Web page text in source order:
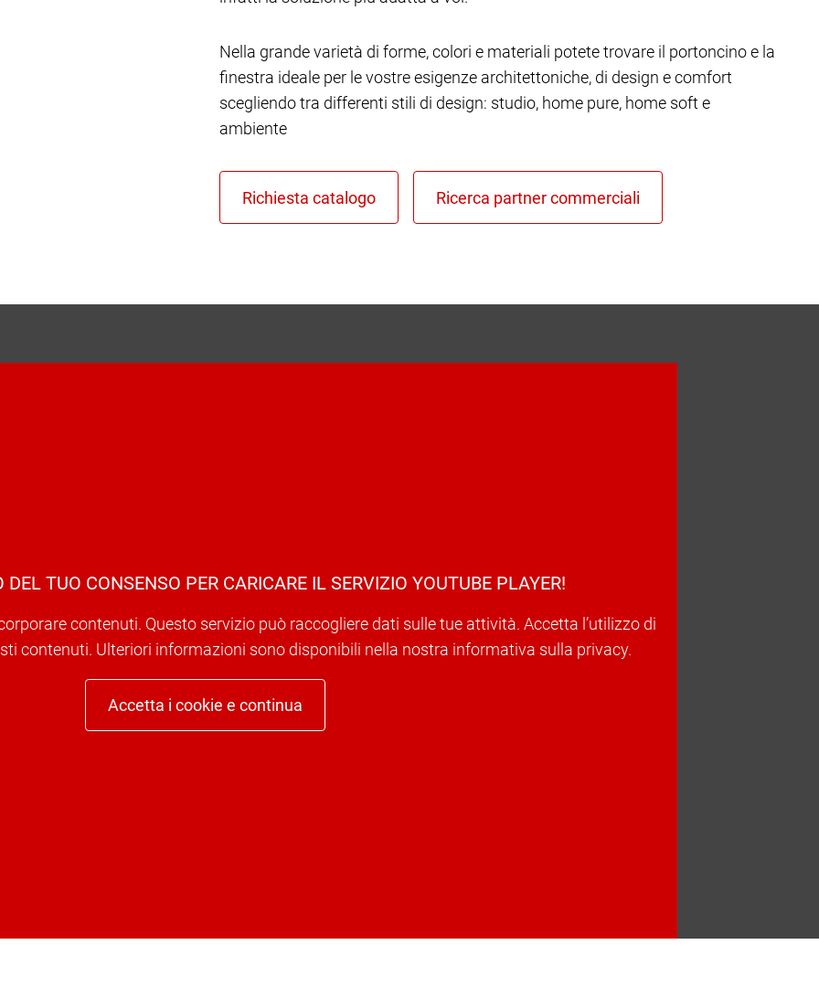
Nella grande varietà di forme, colori e materiali potete trovare il portoncino e la
finestra ideale per le vostre esigenze architettoniche, di design e comfort
scegliendo tra differenti stili di design: studio, home pure, home soft e
ambiente
TUO CONSENSO PER CARICARE IL SERVIZIO YOUTUBE PLAYER!
contenuti. Questo servizio può raccogliere dati sulle tue attività. Accetta l’utilizzo di
contenuti. Ulteriori informazioni sono disponibili nella nostra informativa sulla privacy.
Accetta i cookie e continua